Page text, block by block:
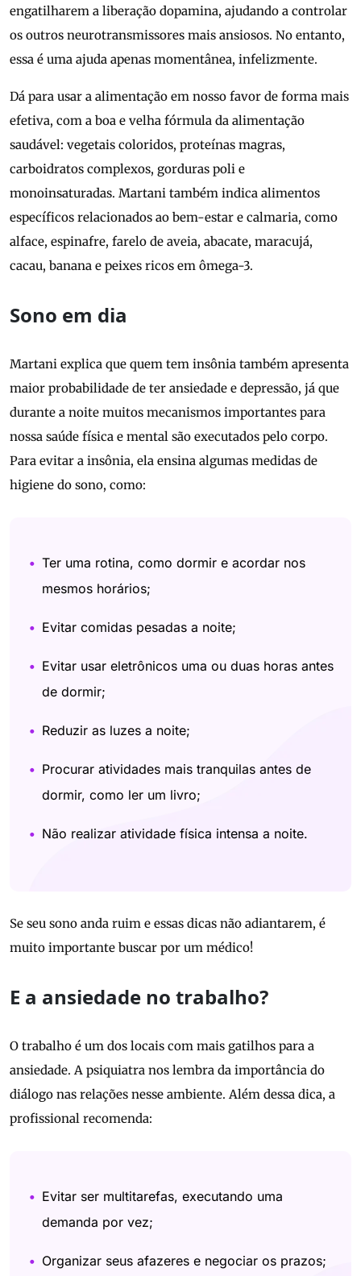
engatilharem a liberação dopamina, ajudando a controlar
os outros neurotransmissores mais ansiosos. No entanto,
essa é uma ajuda apenas momentânea, infelizmente.
Dá para usar a alimentação em nosso favor de forma mais
efetiva, com a boa e velha fórmula da alimentação
saudável: vegetais coloridos, proteínas magras,
carboidratos complexos, gorduras poli e
monoinsaturadas. Martani também indica alimentos
específicos relacionados ao bem-estar e calmaria, como
alface, espinafre, farelo de aveia, abacate, maracujá,
cacau, banana e peixes ricos em ômega-3.
Sono em dia
Martani explica que quem tem insônia também apresenta
maior probabilidade de ter ansiedade e depressão, já que
durante a noite muitos mecanismos importantes para
nossa saúde física e mental são executados pelo corpo.
Para evitar a insônia, ela ensina algumas medidas de
higiene do sono, como:
Ter uma rotina, como dormir e acordar nos
mesmos horários;
Evitar comidas pesadas a noite;
Evitar usar eletrônicos uma ou duas horas antes
de dormir;
Reduzir as luzes a noite;
Procurar atividades mais tranquilas antes de
dormir, como ler um livro;
Não realizar atividade física intensa a noite.
Se seu sono anda ruim e essas dicas não adiantarem, é
muito importante buscar por um médico!
E a ansiedade no trabalho?
O trabalho é um dos locais com mais gatilhos para a
ansiedade. A psiquiatra nos lembra da importância do
diálogo nas relações nesse ambiente. Além dessa dica, a
profissional recomenda:
Evitar ser multitarefas, executando uma
demanda por vez;
Organizar seus afazeres e negociar os prazos;